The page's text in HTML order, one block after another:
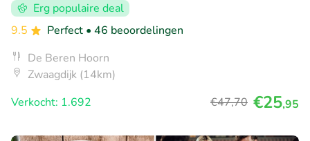
Erg populaire deal
9.5
Perfect • 46 beoordelingen
De Beren Hoorn
Zwaagdijk (14km)
Verkocht: 1.692
€47,70 €25,95